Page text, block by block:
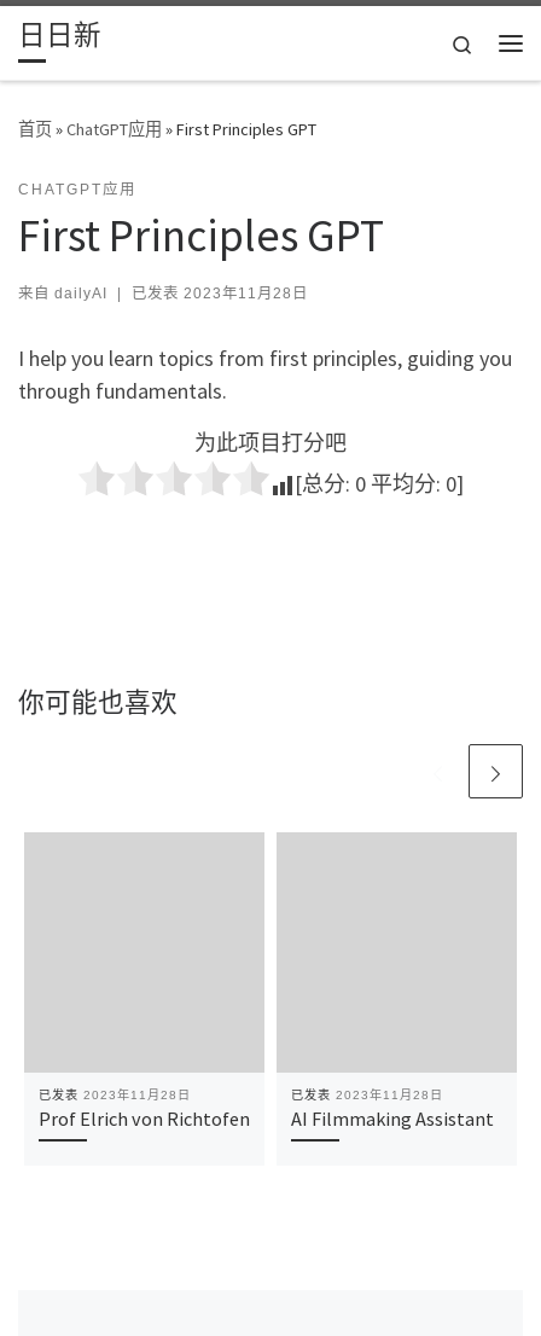
Skip to content
日日新
Search
首页»ChatGPT应用 »First Principles GPT
CHATGPT应用
First Principles GPT
来自 dailyAI | 已发表 2023年11月28日
I help you learn topics from first principles, guiding you
through fundamentals.
为此项目打分吧
[总分: 0 平均分: 0]
你可能也喜欢
已发表 2023年11月28日
Prof Elrich von Richtofen
已发表 2023年11月28日
AI Filmmaking Assistant